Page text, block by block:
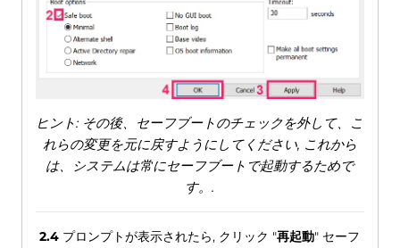
ヒント: その後、セーフブートのチェックを外して、こ
れらの変更を元に戻すようにしてください, これから
は、システムは常にセーフブートで起動するためで
す。.
2.4 プロンプトが表示されたら, クリック "再起動" セーフ